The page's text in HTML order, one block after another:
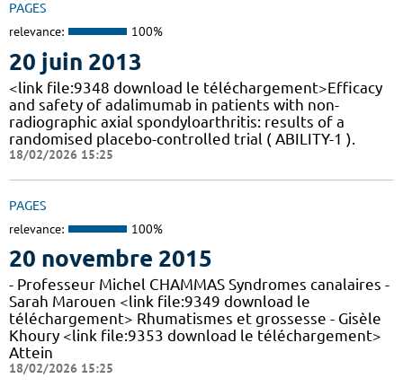
PAGES
relevance: 100%
20 juin 2013
<link file:9348 download le téléchargement>Efficacy
and safety of adalimumab in patients with non-
radiographic axial spondyloarthritis: results of a
randomised placebo-controlled trial ( ABILITY-1 ).
18/02/2026 15:25
PAGES
relevance: 100%
20 novembre 2015
- Professeur Michel CHAMMAS Syndromes canalaires -
Sarah Marouen <link file:9349 download le
téléchargement> Rhumatismes et grossesse - Gisèle
Khoury <link file:9353 download le téléchargement>
Attein
18/02/2026 15:25